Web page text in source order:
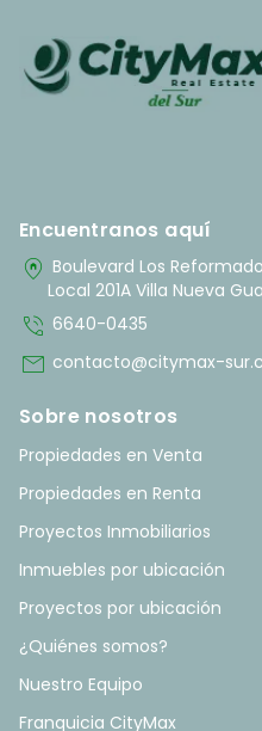
Encuentranos aquí
home_pin Boulevard Los
Local 201A Villa Nueva
phone_in_talk 6640-0435
mail contacto@citymax-
Sobre nosotros
Propiedades en Venta
Propiedades en Renta
Proyectos Inmobiliarios
Inmuebles por ubicación
Proyectos por ubicación
¿Quiénes somos?
Nuestro Equipo
Franquicia CityMax